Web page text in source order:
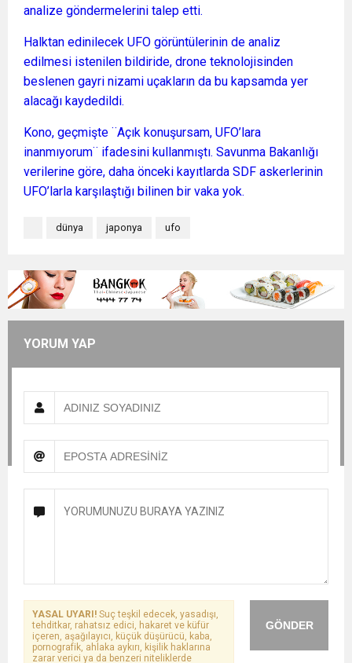
analize göndermelerini talep etti.
Halktan edinilecek UFO görüntülerinin de analiz
edilmesi istenilen bildiride, drone teknolojisinden
beslenen gayri nizami uçakların da bu kapsamda yer
alacağı kaydedildi.
Kono, geçmişte ¨Açık konuşursam, UFO’lara
inanmıyorum¨ ifadesini kullanmıştı. Savunma Bakanlığı
verilerine göre, daha önceki kayıtlarda SDF askerlerinin
UFO’larla karşılaştığı bilinen bir vaka yok.
dünya japonya ufo
YORUM YAP
GÖNDER
YASAL UYARI! Suç teşkil edecek, yasadışı,
tehditkar, rahatsız edici, hakaret ve küfür
içeren, aşağılayıcı, küçük düşürücü, kaba,
pornografik, ahlaka aykırı, kişilik haklarına
zarar verici ya da benzeri niteliklerde